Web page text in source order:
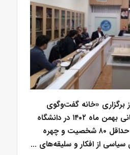
برگزاری «خانه گفت‌وگوی
انتخابات» در هفته پایانی بهمن ماه ۱۴۰۲ در دانشگاه
تهران خبر داد و گفت: حداقل ۸۰ شخصیت و چهره
از افکار و سلیقه‌های ...